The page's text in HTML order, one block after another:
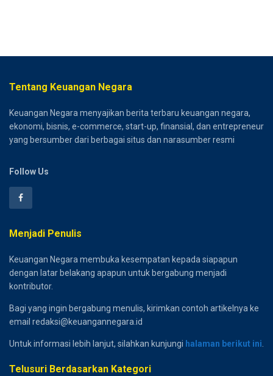
Tentang Keuangan Negara
Keuangan Negara menyajikan berita terbaru keuangan negara,
ekonomi, bisnis, e-commerce, start-up, finansial, dan entrepreneur
yang bersumber dari berbagai situs dan narasumber resmi
Follow Us
Menjadi Penulis
Keuangan Negara membuka kesempatan kepada siapapun
dengan latar belakang apapun untuk bergabung menjadi
kontributor.
Bagi yang ingin bergabung menulis, kirimkan contoh artikelnya ke
email redaksi@keuangannegara.id
Untuk informasi lebih lanjut, silahkan kunjungi halaman berikut ini
Telusuri Berdasarkan Kategori